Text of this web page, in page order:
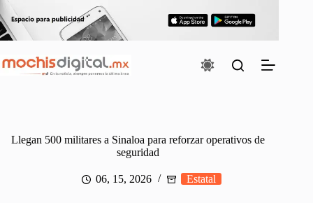
Saltar
al
contenido
Llegan 500 militares a Sinaloa para reforzar operativos de
seguridad
06, 15, 2026 Estatal